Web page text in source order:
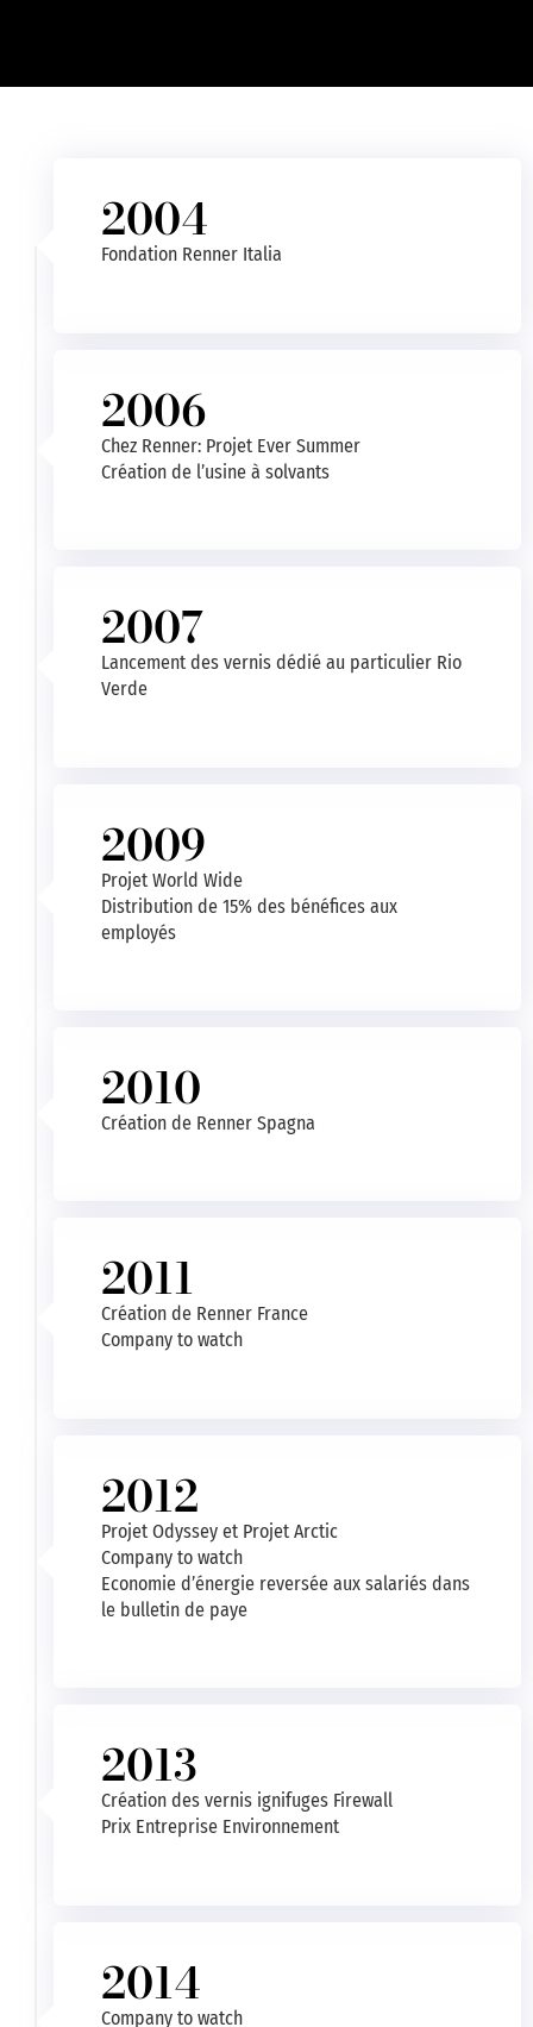
2004
Fondation Renner Italia
2006
Chez Renner: Projet Ever Summer
Création de l’usine à solvants
2007
Lancement des vernis dédié au particulier Rio
Verde
2009
Projet World Wide
Distribution de 15% des bénéfices aux
employés
2010
Création de Renner Spagna
2011
Création de Renner France
Company to watch
2012
Projet Odyssey et Projet Arctic
Company to watch
Economie d’énergie reversée aux salariés dans
le bulletin de paye
2013
Création des vernis ignifuges Firewall
Prix Entreprise Environnement
2014
Company to watch